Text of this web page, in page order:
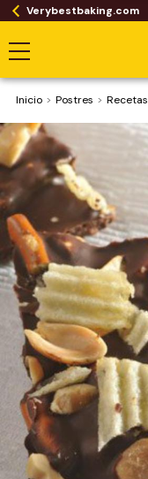
Verybestbaking.com
Inicio Postres Recetas